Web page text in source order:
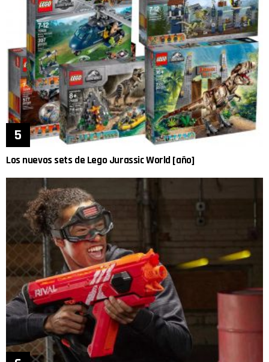
Los nuevos sets de Lego Jurassic World [año]